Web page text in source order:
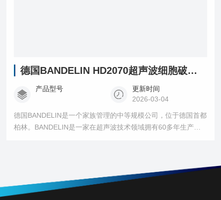
德国BANDELIN HD2070超声波细胞破碎仪
产品型号
更新时间
2026-03-04
德国BANDELIN是一个家族管理的中等规模公司，位于德国首都
柏林。BANDELIN是一家在超声波技术领域拥有60多年生产经